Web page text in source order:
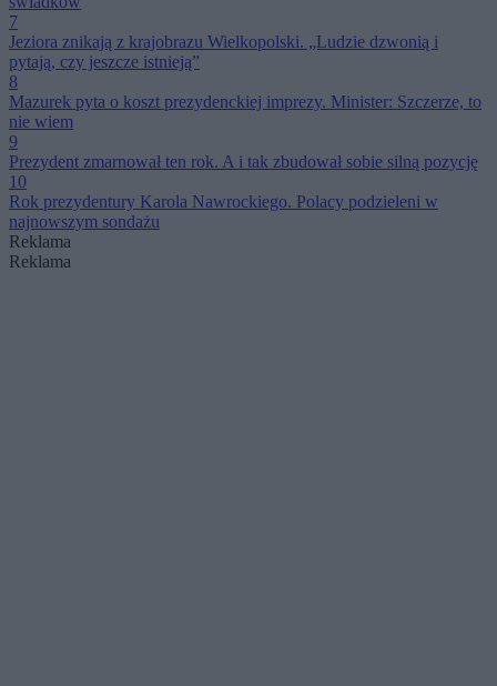
7
Jeziora znikają z krajobrazu Wielkopolski. „Ludzie dzwonią i
pytają, czy jeszcze istnieją”
8
Mazurek pyta o koszt prezydenckiej imprezy. Minister: Szczerze, to
nie wiem
9
Prezydent zmarnował ten rok. A i tak zbudował sobie silną pozycję
10
Rok prezydentury Karola Nawrockiego. Polacy podzieleni w
najnowszym sondażu
Reklama
Reklama